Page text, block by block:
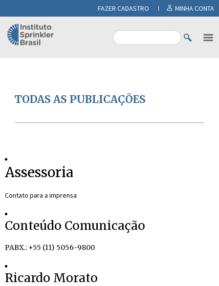
FAZER CADASTRO MINHA CONTA
TODAS AS PUBLICAÇÕES
Assessoria
Contato para a imprensa
Conteúdo Comunicação
PABX.: +55 (11) 5056-9800
Ricardo Morato